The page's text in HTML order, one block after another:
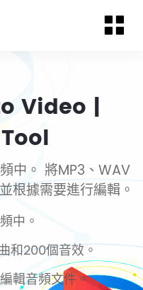
Video |
中。 將MP3、WAV
根據需要進行編輯。
中。
和200個音效。
輯音頻文件。